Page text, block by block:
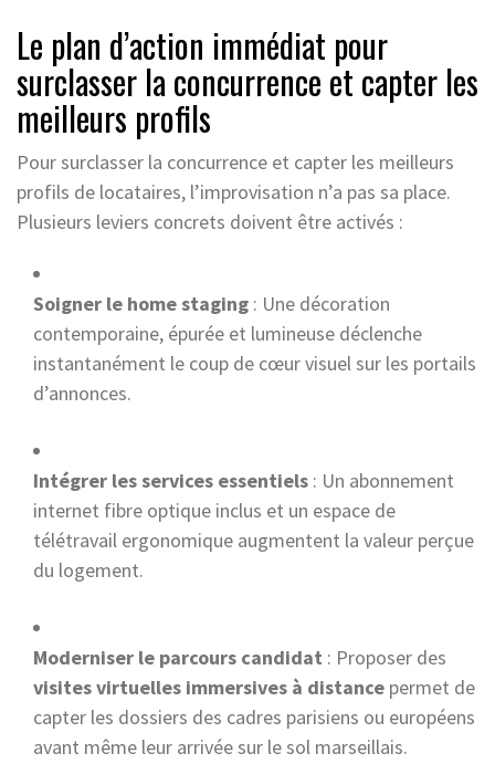
Le plan d’action immédiat pour
surclasser la concurrence et capter les
meilleurs profils
Pour surclasser la concurrence et capter les meilleurs
profils de locataires, l’improvisation n’a pas sa place.
Plusieurs leviers concrets doivent être activés :
Soigner le home staging : Une décoration
contemporaine, épurée et lumineuse déclenche
instantanément le coup de cœur visuel sur les portails
d’annonces.
Intégrer les services essentiels : Un abonnement
internet fibre optique inclus et un espace de
télétravail ergonomique augmentent la valeur perçue
du logement.
Moderniser le parcours candidat : Proposer des
visites virtuelles immersives à distance permet de
capter les dossiers des cadres parisiens ou européens
avant même leur arrivée sur le sol marseillais.